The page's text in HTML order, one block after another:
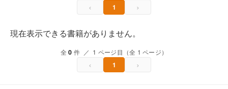
‹ 1 ›
現在表示できる書籍がありません。
全0 件 ／ 1 ページ目（全 1 ページ）
‹ 1 ›